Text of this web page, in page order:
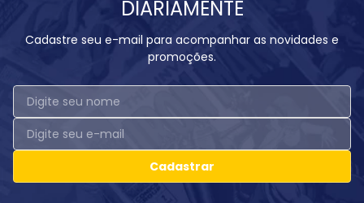
DIARIAMENTE
Cadastre seu e-mail para acompanhar as novidades e
promoções.
Cadastrar